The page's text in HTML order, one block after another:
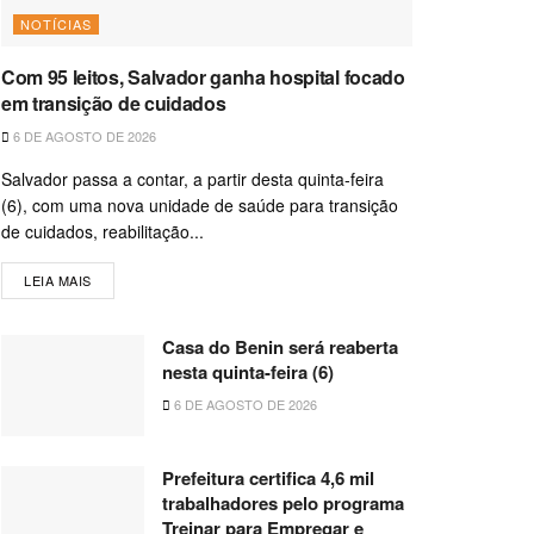
NOTÍCIAS
Com 95 leitos, Salvador ganha hospital focado
em transição de cuidados
6 DE AGOSTO DE 2026
Salvador passa a contar, a partir desta quinta-feira
(6), com uma nova unidade de saúde para transição
de cuidados, reabilitação...
LEIA MAIS
Casa do Benin será reaberta
nesta quinta-feira (6)
6 DE AGOSTO DE 2026
Prefeitura certifica 4,6 mil
trabalhadores pelo programa
Treinar para Empregar e